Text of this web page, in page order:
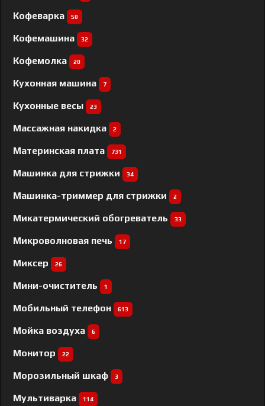
Кофеварка 50
Кофемашина 32
Кофемолка 20
Кухонная машина 7
Кухонные весы 23
Массажная накидка 2
Материнская плата 731
Машинка для стрижки 34
Машинка-триммер для стрижки 2
Микатермический обогреватель 33
Микроволновая печь 17
Миксер 26
Мини-очиститель 1
Мобильный телефон 613
Мойка воздуха 6
Монитор 22
Морозильный шкаф 3
Мультиварка 114